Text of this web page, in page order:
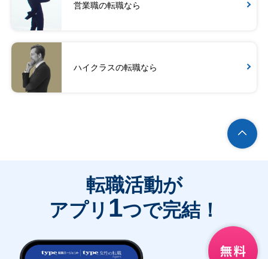
営業職の転職なら
ハイクラスの転職なら
転職活動が
アプリ 1つで完結！